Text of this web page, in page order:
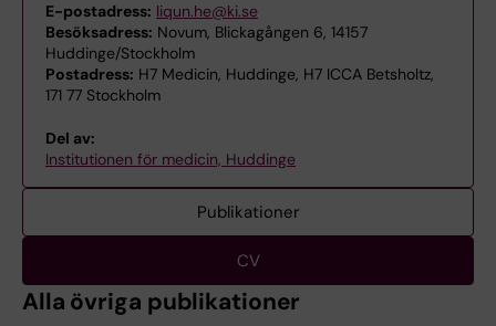
E-postadress: liqun.he@ki.se
Besöksadress: Novum, Blickagången 6, 14157
Huddinge/Stockholm
Postadress: H7 Medicin, Huddinge, H7 ICCA Betsholtz,
171 77 Stockholm
Del av:
Institutionen för medicin, Huddinge
Publikationer
CV
Alla övriga publikationer